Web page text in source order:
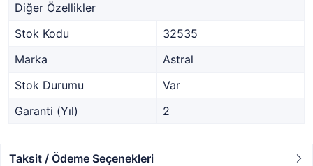
Diğer Özellikler
Stok Kodu
32535
Marka
Astral
Stok Durumu
Var
Garanti (Yıl)
2
Taksit / Ödeme Seçenekleri